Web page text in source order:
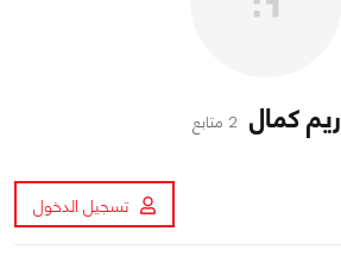
ريم كمال 2 متابع
تسجيل الدخول